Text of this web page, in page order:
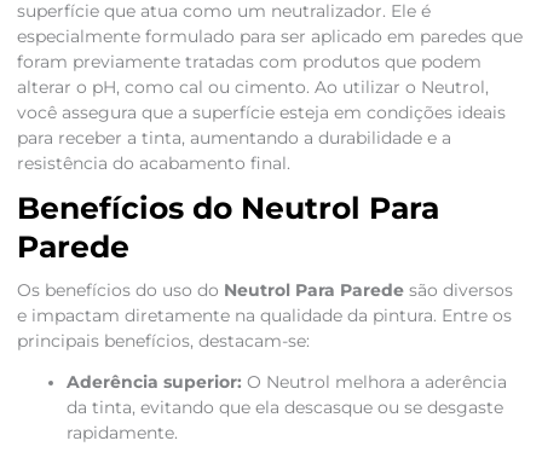
superfície que atua como um neutralizador. Ele é
especialmente formulado para ser aplicado em paredes que
foram previamente tratadas com produtos que podem
alterar o pH, como cal ou cimento. Ao utilizar o Neutrol,
você assegura que a superfície esteja em condições ideais
para receber a tinta, aumentando a durabilidade e a
resistência do acabamento final.
Benefícios do Neutrol Para
Parede
Os benefícios do uso do Neutrol Para Paredesão diversos
e impactam diretamente na qualidade da pintura. Entre os
principais benefícios, destacam-se:
Aderência superior: O Neutrol melhora a aderência
da tinta, evitando que ela descasque ou se desgaste
rapidamente.